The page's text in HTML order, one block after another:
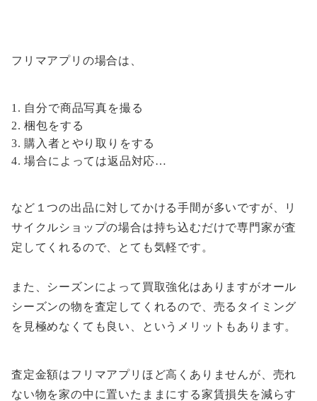
フリマアプリの場合は、
自分で商品写真を撮る
梱包をする
購入者とやり取りをする
場合によっては返品対応…
など１つの出品に対してかける手間が多いですが、リ
サイクルショップの場合は持ち込むだけで専門家が査
定してくれるので、とても気軽です。
また、シーズンによって買取強化はありますがオール
シーズンの物を査定してくれるので、売るタイミング
を見極めなくても良い、というメリットもあります。
査定金額はフリマアプリほど高くありませんが、売れ
ない物を家の中に置いたままにする家賃損失を減らす